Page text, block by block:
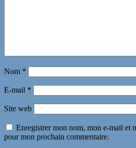
Nom *
E-mail *
Site web
Enregistrer mon nom, mon e-mail et
pour mon prochain commentaire.